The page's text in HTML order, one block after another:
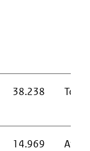
38.238
14.969 Af: